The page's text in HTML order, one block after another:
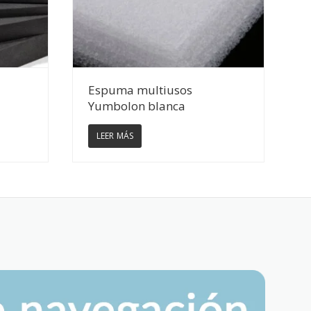
Ver Detalles
Espuma multiusos
Yumbolon blanca
LEER MÁS